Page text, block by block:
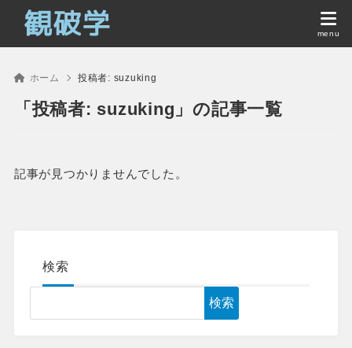
ホーム 投稿者: suzuking
「投稿者: suzuking」の記事一覧
記事が見つかりませんでした。
検索
検索